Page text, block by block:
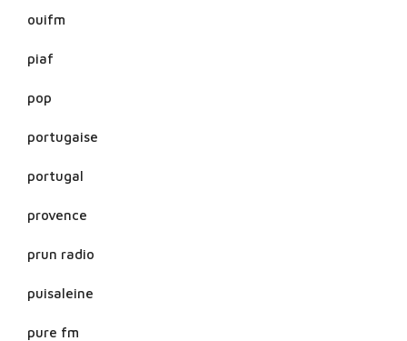
ouifm
piaf
pop
portugaise
portugal
provence
prun radio
puisaleine
pure fm